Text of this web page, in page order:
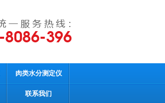
肉类水分测定仪
联系我们